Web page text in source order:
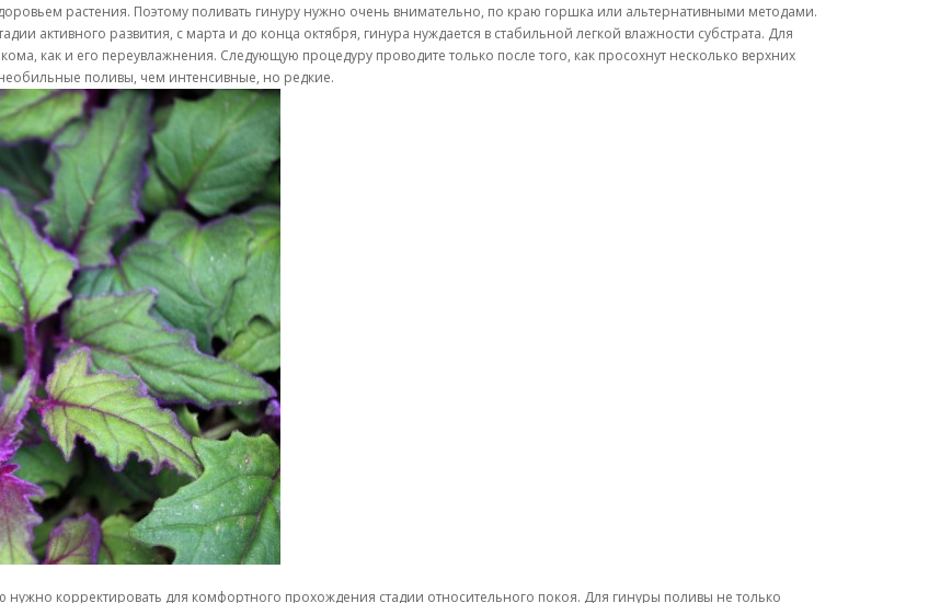
растения. Поэтому поливать гинуру нужно очень внимательно, по краю горшка или альтернативными методами.
активного развития, с марта и до конца октября, гинура нуждается в стабильной легкой влажности субстрата. Для
как и его переувлажнения. Следующую процедуру проводите только после того, как просохнут несколько верхних
поливы, чем интенсивные, но редкие.
корректировать для комфортного прохождения стадии относительного покоя. Для гинуры поливы не только